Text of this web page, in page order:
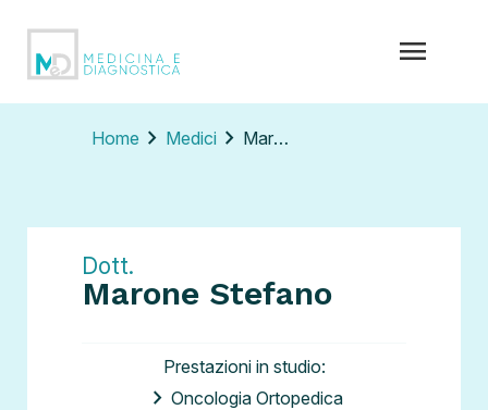
menu
Home chevron_right Medici chevron_right Marone Stefano
Dott.
Marone Stefano
Prestazioni in studio:
Oncologia Ortopedica